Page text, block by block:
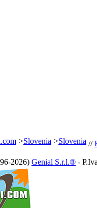
>Slovenia >Slovenia //
2026) Genial S.r.l.® -